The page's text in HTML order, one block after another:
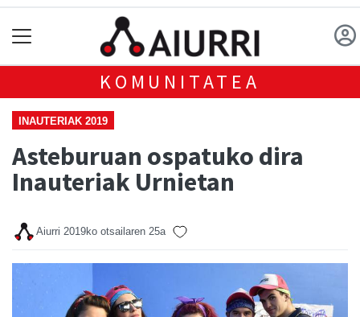
KOMUNITATEA
INAUTERIAK 2019
Asteburuan ospatuko dira
Inauteriak Urnietan
Aiurri 2019ko otsailaren 25a